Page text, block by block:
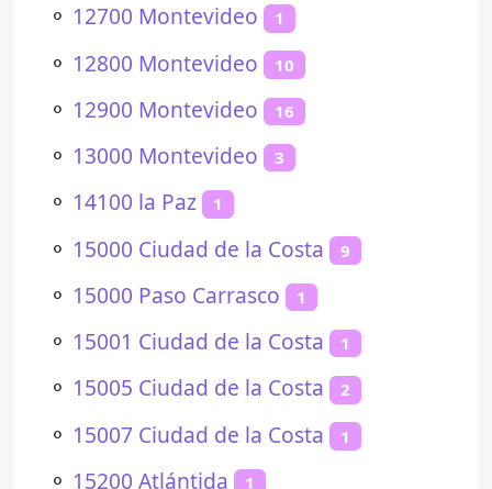
⚬ 12700 Montevideo 1
⚬ 12800 Montevideo 10
⚬ 12900 Montevideo 16
⚬ 13000 Montevideo 3
⚬ 14100 la Paz 1
⚬ 15000 Ciudad de la Costa 9
⚬ 15000 Paso Carrasco 1
⚬ 15001 Ciudad de la Costa 1
⚬ 15005 Ciudad de la Costa 2
⚬ 15007 Ciudad de la Costa 1
⚬ 15200 Atlántida 1